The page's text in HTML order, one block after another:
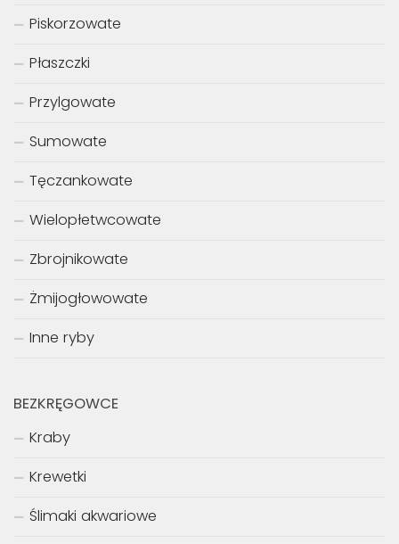
Piskorzowate
Płaszczki
Przylgowate
Sumowate
Tęczankowate
Wielopłetwcowate
Zbrojnikowate
Żmijogłowowate
Inne ryby
BEZKRĘGOWCE
Kraby
Krewetki
Ślimaki akwariowe